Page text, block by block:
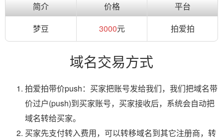
简介 价格
平台
梦豆
3000元 拍爱拍
域名交易方式
拍爱拍带价push：买家把账号发给我们，我们把域名带
价过户(push)到买家账号，买家接收后，系统会自动把
域名转给买家。
买家先支付转入费用，可以转移域名到其它注册商，转